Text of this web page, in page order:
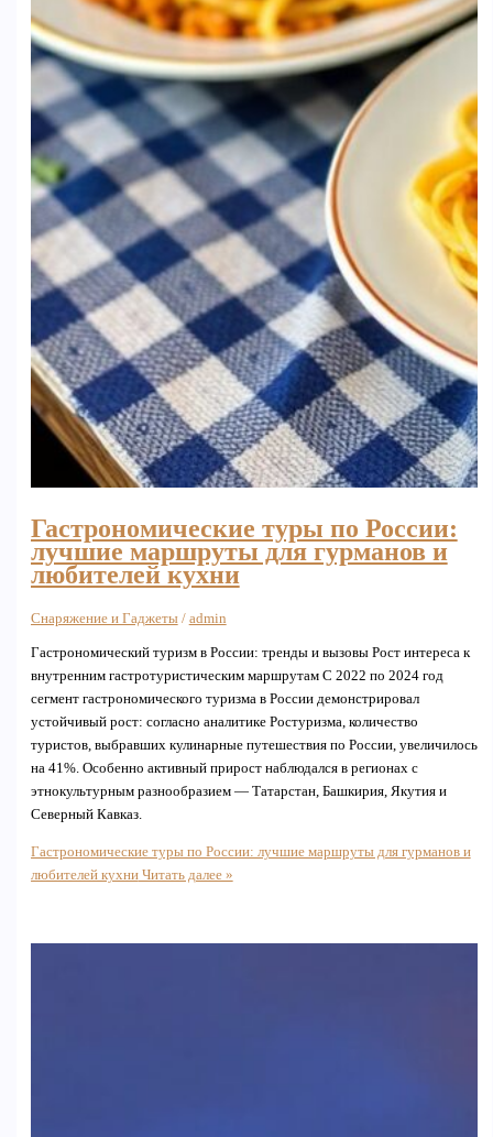
Гастрономические туры по России:
лучшие маршруты для гурманов и
любителей кухни
Снаряжение и Гаджеты/ admin
Гастрономический туризм в России: тренды и вызовы Рост интереса к
внутренним гастротуристическим маршрутам С 2022 по 2024 год
сегмент гастрономического туризма в России демонстрировал
устойчивый рост: согласно аналитике Ростуризма, количество
туристов, выбравших кулинарные путешествия по России, увеличилось
на 41%. Особенно активный прирост наблюдался в регионах с
этнокультурным разнообразием — Татарстан, Башкирия, Якутия и
Северный Кавказ.
Гастрономические туры по России: лучшие маршруты для гурманов и
любителей кухниЧитать далее »